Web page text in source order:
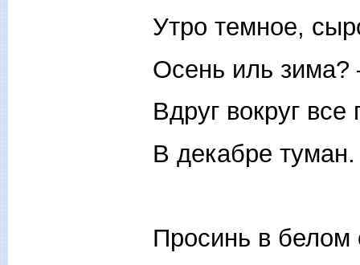
Утро темное,
Осень иль
Вдруг вокруг все
В декабре туман.
Просинь в белом